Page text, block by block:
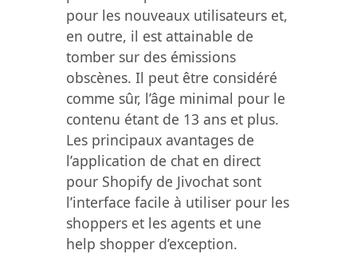
pour les nouveaux utilisateurs et,
en outre, il est attainable de
tomber sur des émissions
obscènes. Il peut être considéré
comme sûr, l’âge minimal pour le
contenu étant de 13 ans et plus.
Les principaux avantages de
l’application de chat en direct
pour Shopify de Jivochat sont
l’interface facile à utiliser pour les
shoppers et les agents et une
help shopper d’exception.